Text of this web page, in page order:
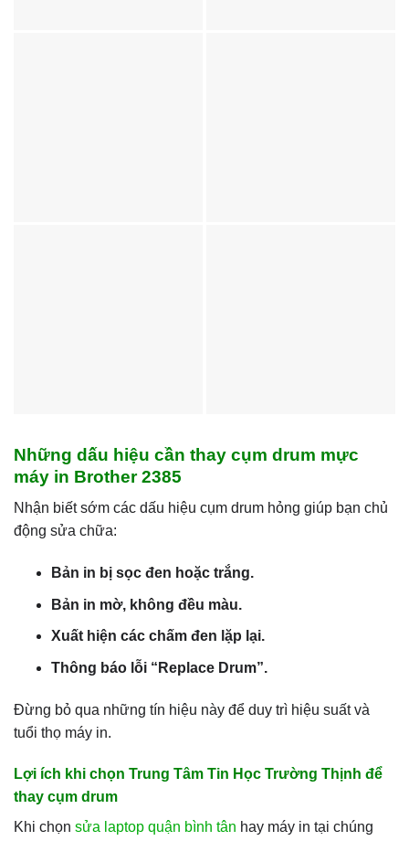
Những dấu hiệu cần thay cụm drum mực
máy in Brother 2385
Nhận biết sớm các dấu hiệu cụm drum hỏng giúp bạn chủ
động sửa chữa:
Bản in bị sọc đen hoặc trắng.
Bản in mờ, không đều màu.
Xuất hiện các chấm đen lặp lại.
Thông báo lỗi “Replace Drum”.
Đừng bỏ qua những tín hiệu này để duy trì hiệu suất và
tuổi thọ máy in.
Lợi ích khi chọn Trung Tâm Tin Học Trường Thịnh để
thay cụm drum
Khi chọn sửa laptop quận bình tân hay máy in tại chúng